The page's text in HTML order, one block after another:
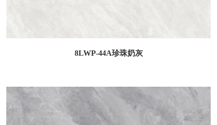
8LWP-44A珍珠奶灰